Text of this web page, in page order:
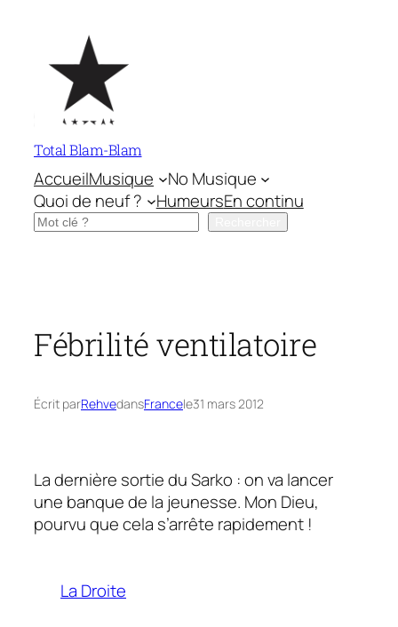
contenu
Total Blam-Blam
AccueilMusique
No Musique
Quoi de neuf ?
HumeursEn continu
Rechercher
Fébrilité ventilatoire
Écrit parRehvedansFrancele31 mars 2012
La dernière sortie du Sarko : on va lancer
une banque de la jeunesse. Mon Dieu,
pourvu que cela s’arrête rapidement !
La Droite